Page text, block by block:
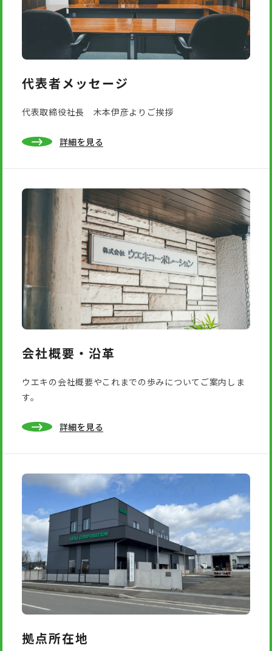
代表者メッセージ
代表取締役社長 木本伊彦よりご挨拶
詳細を見る
会社概要・沿革
ウエキの会社概要やこれまでの歩みについてご案内しま
す。
詳細を見る
拠点所在地